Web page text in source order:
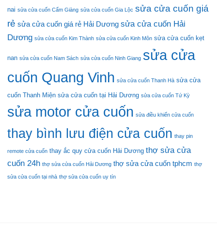
nai sửa cửa cuốn Cẩm Giàng sửa cửa cuốn Gia Lộc sửa cửa cuốn giá
rẻ sửa cửa cuốn giá rẻ Hải Dương sửa cửa cuốn Hải
Dương sửa cửa cuốn Kim Thành sửa cửa cuốn Kinh Môn sửa cửa cuốn kẹt
nan sửa cửa cuốn Nam Sách sửa cửa cuốn Ninh Giang sửa cửa
cuốn Quang Vinh sửa cửa cuốn Thanh Hà sửa cửa
cuốn Thanh Miện sửa cửa cuốn tại Hải Dương sửa cửa cuốn Tứ Kỳ
sửa motor cửa cuốn sửa điều khiển cửa cuốn
thay bình lưu điện cửa cuốn thay pin
remote cửa cuốn thay ắc quy cửa cuốn Hải Dương thợ sửa cửa
cuốn 24h thợ sửa cửa cuốn Hải Dương thợ sửa cửa cuốn tphcm thợ
sửa cửa cuốn tại nhà thợ sửa cửa cuốn uy tín